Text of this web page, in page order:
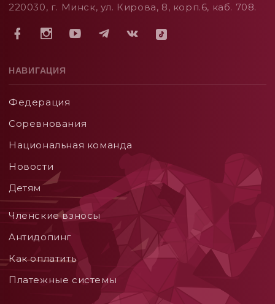
220030, г. Минск, ул. Кирова, 8, корп.6, каб. 708.
НАВИГАЦИЯ
Федерация
Соревнования
Национальная команда
Новости
Детям
Членские взносы
Aнтидопинг
Как оплатить
Платежные системы